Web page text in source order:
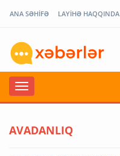
ANA SƏHİFƏ LAYİHƏ HAQQINDA
AVADANLIQ